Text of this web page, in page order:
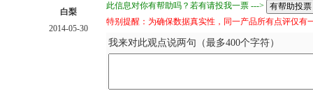
白梨
2014-05-30
此信息对你有帮助吗？若有请投我一票 --->
特别提醒：为确保数据真实性，同一产品所有点评仅有
我来对此观点说两句（最多400个字符）